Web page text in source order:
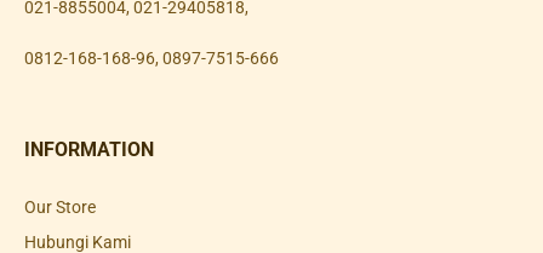
021-8855004, 021-29405818,
0812-168-168-96, 0897-7515-666
INFORMATION
Our Store
Hubungi Kami